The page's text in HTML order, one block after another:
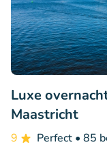
Luxe
Maastricht
9 Perfect • 85